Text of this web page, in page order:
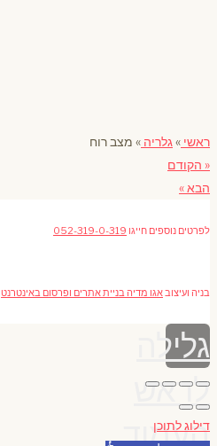
ראשי »גלריה » מצב רוח
« הקודם
הבא »
לפרטים נוספים חייגו 052-319-0-319
בניה ועיצובאגו מדיה בניית אתרים ופרסום באינטרנט
גלילה
לראש
העמוד
דילוג לתוכן